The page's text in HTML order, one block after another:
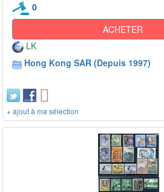
0
ACHETER
LK
Hong Kong SAR (Depuis 1997)
+ ajout à ma sélection